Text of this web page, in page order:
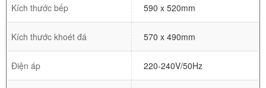
Kích thước bếp 590 x 520mm
Kích thước khoét đá 570 x 490mm
Điện áp 220-240V/50Hz